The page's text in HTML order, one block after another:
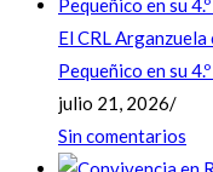
El CRL
Pequeñico en su
julio 21, 2026/
Sin comentarios